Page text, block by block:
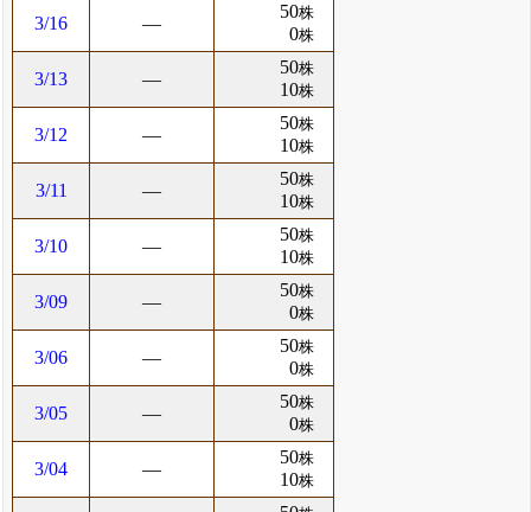
3/16 ―
50株
0株
3/13 ―
50株
10株
3/12 ―
50株
10株
3/11 ―
50株
10株
3/10 ―
50株
10株
3/09 ―
50株
0株
3/06 ―
50株
0株
3/05 ―
50株
0株
3/04 ―
50株
10株